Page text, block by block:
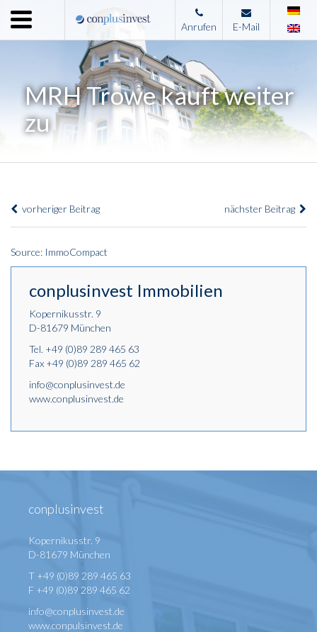
Menu
Home
Leistungen
Immobilienangebote
Kontakt
Anrufen E-Mail
MRH Trowe kauft weiter
zu
vorheriger Beitrag nächster Beitrag
Source: ImmoCompact
conplusinvest Immobilien
Kopernikusstr. 9
D-81679 München
Tel. +49 (0)89 289 465 63
Fax +49 (0)89 289 465 62
info@conplusinvest.de
www.conplusinvest.de
conplusinvest
Kopernikusstr. 9
D-81679 München
T +49 (0)89 289 465 63
F +49 (0)89 289 465 62
info@conplusinvest.de
www.conpulsinvest.de